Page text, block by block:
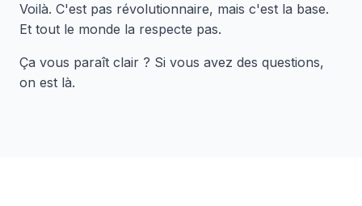
Voilà. C'est pas révolutionnaire, mais c'est la base.
Et tout le monde la respecte pas.
Ça vous paraît clair ? Si vous avez des questions,
on est là.